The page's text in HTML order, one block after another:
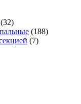
(32)
(188)
(7)